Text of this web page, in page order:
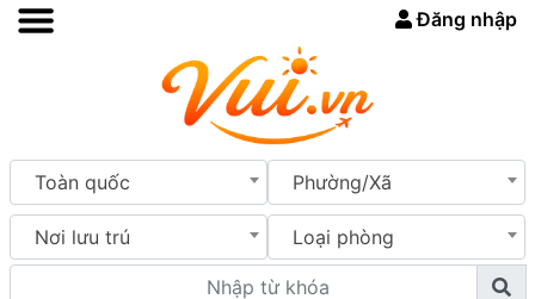
Đăng nhập
Toàn quốc Phường/Xã
Nơi lưu trú Loại phòng